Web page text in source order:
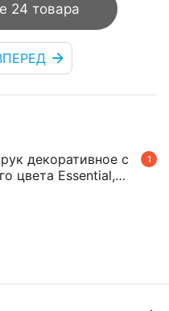
24 товара
1
декоративное с
цвета Essential,